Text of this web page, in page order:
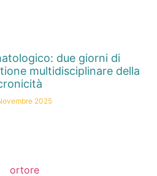
due giorni di
multidisciplinare della
2025